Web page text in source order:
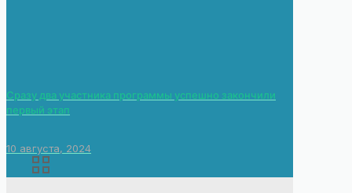
Сразу два участника программы успешно закончили
первый этап
10 августа, 2024